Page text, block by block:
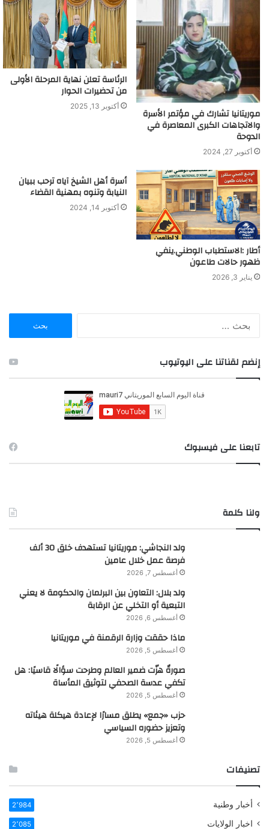
موريتانيا تشارك في مؤتمر الأسرة
والاتجاهات الكبرى المعاصرة في
الدوحة
أكتوبر 27, 2024
الرئاسة تعلن نهاية المرحلة الأولى
من تحضيرات الحوار
أكتوبر 13, 2025
أطار :الاستطباب الوطني.ينفي
ظهور حالات طاعون
يناير 3, 2026
أسرة أهل الشيخ آياه ترحب ببيان
النيابة وتنوه بمهنية القضاء
أكتوبر 14, 2024
ن
:
إنضم لقناتنا على اليوتيوب
تابعنا على فيسبوك
ولنا كلمة
ولد النجاشي: موريتانيا تستهدف خلق 30 ألف
فرصة عمل خلال عامين
أغسطس 7, 2026
ولد بلال: التعاون بين البرلمان والحكومة لا يعني
التبعية أو التخلي عن الرقابة
أغسطس 6, 2026
ماذا حققت وزارة الرقمنة في موريتانيا
أغسطس 5, 2026
صورةٌ هزّت ضمير العالم وطرحت سؤالًا قاسيًا: هل
تكفي عدسة الصحفي لتوثيق المأساة
أغسطس 5, 2026
حزب «جمع» يطلق مسارًا لإعادة هيكلة هيئاته
وتعزيز حضوره السياسي
أغسطس 5, 2026
تصنيفات
أخبار وطنية 2٬984
اخبار الولايات 2٬085